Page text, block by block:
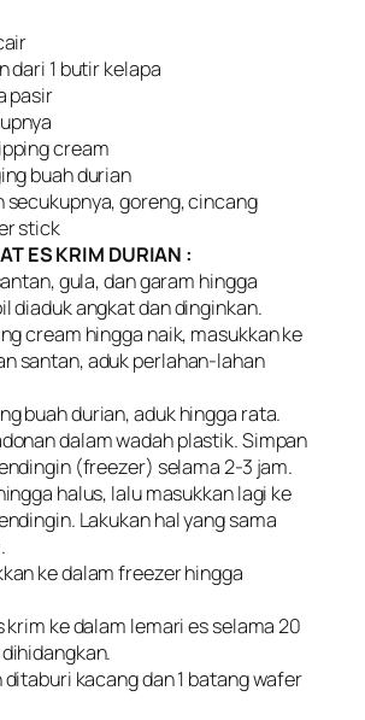
dari 1 butir kelapa
pasir
cream
buah durian
secukupnya, goreng, cincang
stick
ES KRIM DURIAN :
gula, dan garam hingga
diaduk angkat dan dinginkan.
cream hingga naik, masukkan ke
santan, aduk perlahan-lahan
buah durian, aduk hingga rata.
dalam wadah plastik. Simpan
(freezer) selama 2-3 jam.
halus, lalu masukkan lagi ke
Lakukan hal yang sama
ke dalam freezer hingga
krim ke dalam lemari es selama 20
kacang dan 1 batang wafer